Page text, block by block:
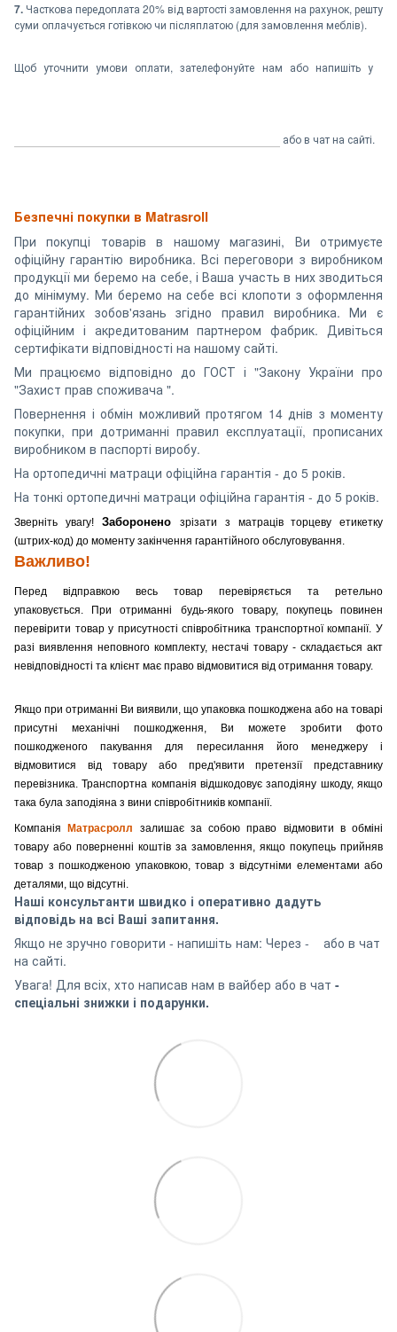
7. Часткова передоплата 20% від вартості замовлення на рахунок, решту
суми оплачується готівкою чи післяплатою (для замовлення меблів).
Щоб уточнити умови оплати, зателефонуйте нам або напишіть у
або в чат на сайті.
Безпечні покупки в Matrasroll
При покупці товарів в нашому магазині, Ви отримуєте
офіційну гарантію виробника. Всі переговори з виробником
продукції ми беремо на себе, і Ваша участь в них зводиться
до мінімуму. Ми беремо на себе всі клопоти з оформлення
гарантійних зобов'язань згідно правил виробника. Ми є
офіційним і акредитованим партнером фабрик. Дивіться
сертифікати відповідності на нашому сайті.
Ми працюємо відповідно до ГОСТ і "Закону України про
"Захист прав споживача ".
Повернення і обмін можливий протягом 14 днів з моменту
покупки, при дотриманні правил експлуатації, прописаних
виробником в паспорті виробу.
На ортопедичні матраци офіційна гарантія - до 5 років.
На тонкі ортопедичні матраци офіційна гарантія - до 5 років.
Зверніть увагу! Заборонено
зрізати з матраців торцеву етикетку
(штрих-код) до моменту закінчення гарантійного обслуговування.
Важливо!
Перед відправкою весь товар перевіряється та ретельно
упаковується. При отриманні будь-якого товару, покупець повинен
перевірити товар у присутності співробітника транспортної компанії. У
разі виявлення неповного комплекту, нестачі товару - складається акт
невідповідності та клієнт має право відмовитися від отримання товару.
Якщо при отриманні Ви виявили, що упаковка пошкоджена або на товарі
присутні механічні пошкодження, Ви можете зробити фото
пошкодженого пакування для пересилання його менеджеру і
відмовитися від товару або пред'явити претензії представнику
перевізника.Транспортна компанія відшкодовує заподіяну шкоду, якщо
така була заподіяна з вини співробітників компанії.
Компанія Матрасролл залишає за собою право відмовити в обміні
товару або поверненні коштів за замовлення, якщо покупець прийняв
товар з пошкодженою упаковкою, товар з відсутніми елементами або
деталями, що відсутні.
Наші консультанти швидко і оперативно дадуть
відповідь на всі Ваші запитання.
Якщо не зручно говорити - напишіть нам: Через -
або в чат
на сайті.
Увага! Для всіх, хто написав нам в вайбер або в чат -
спеціальні знижки і подарунки.